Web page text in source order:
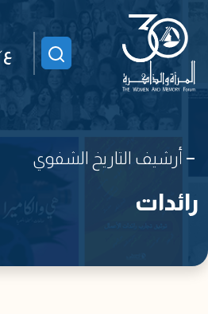
ع
أرشيف التاريخ الشفوي
رائدات